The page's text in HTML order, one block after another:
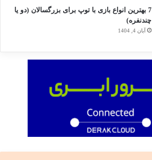
7 بهترین انواع بازی با توپ برای بزرگسالان (دو یا
چندنفره)
آبان 4, 1404